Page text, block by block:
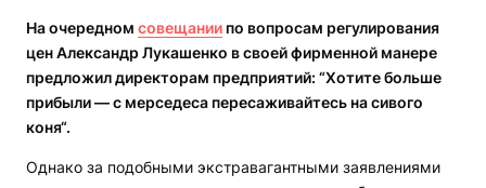
На очередном совещании по вопросам регулирования
цен Александр Лукашенко в своей фирменной манере
предложил директорам предприятий: “Хотите больше
прибыли — с мерседеса пересаживайтесь на сивого
коня“.
Однако за подобными экстравагантными заявлениями